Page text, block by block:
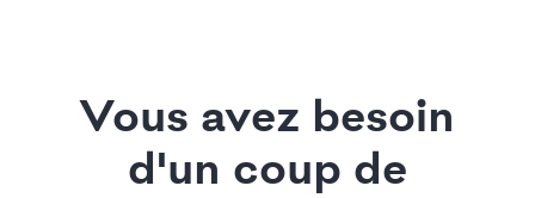
Vous avez besoin
d'un coup de